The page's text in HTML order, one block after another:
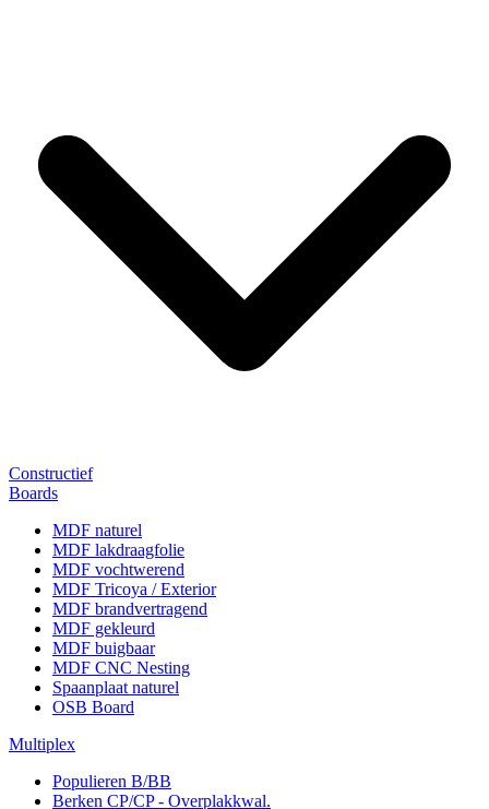
Constructief
Boards
MDF naturel
MDF lakdraagfolie
MDF vochtwerend
MDF Tricoya / Exterior
MDF brandvertragend
MDF gekleurd
MDF buigbaar
MDF CNC Nesting
Spaanplaat naturel
OSB Board
Multiplex
Populieren B/BB
Berken CP/CP - Overplakkwal.